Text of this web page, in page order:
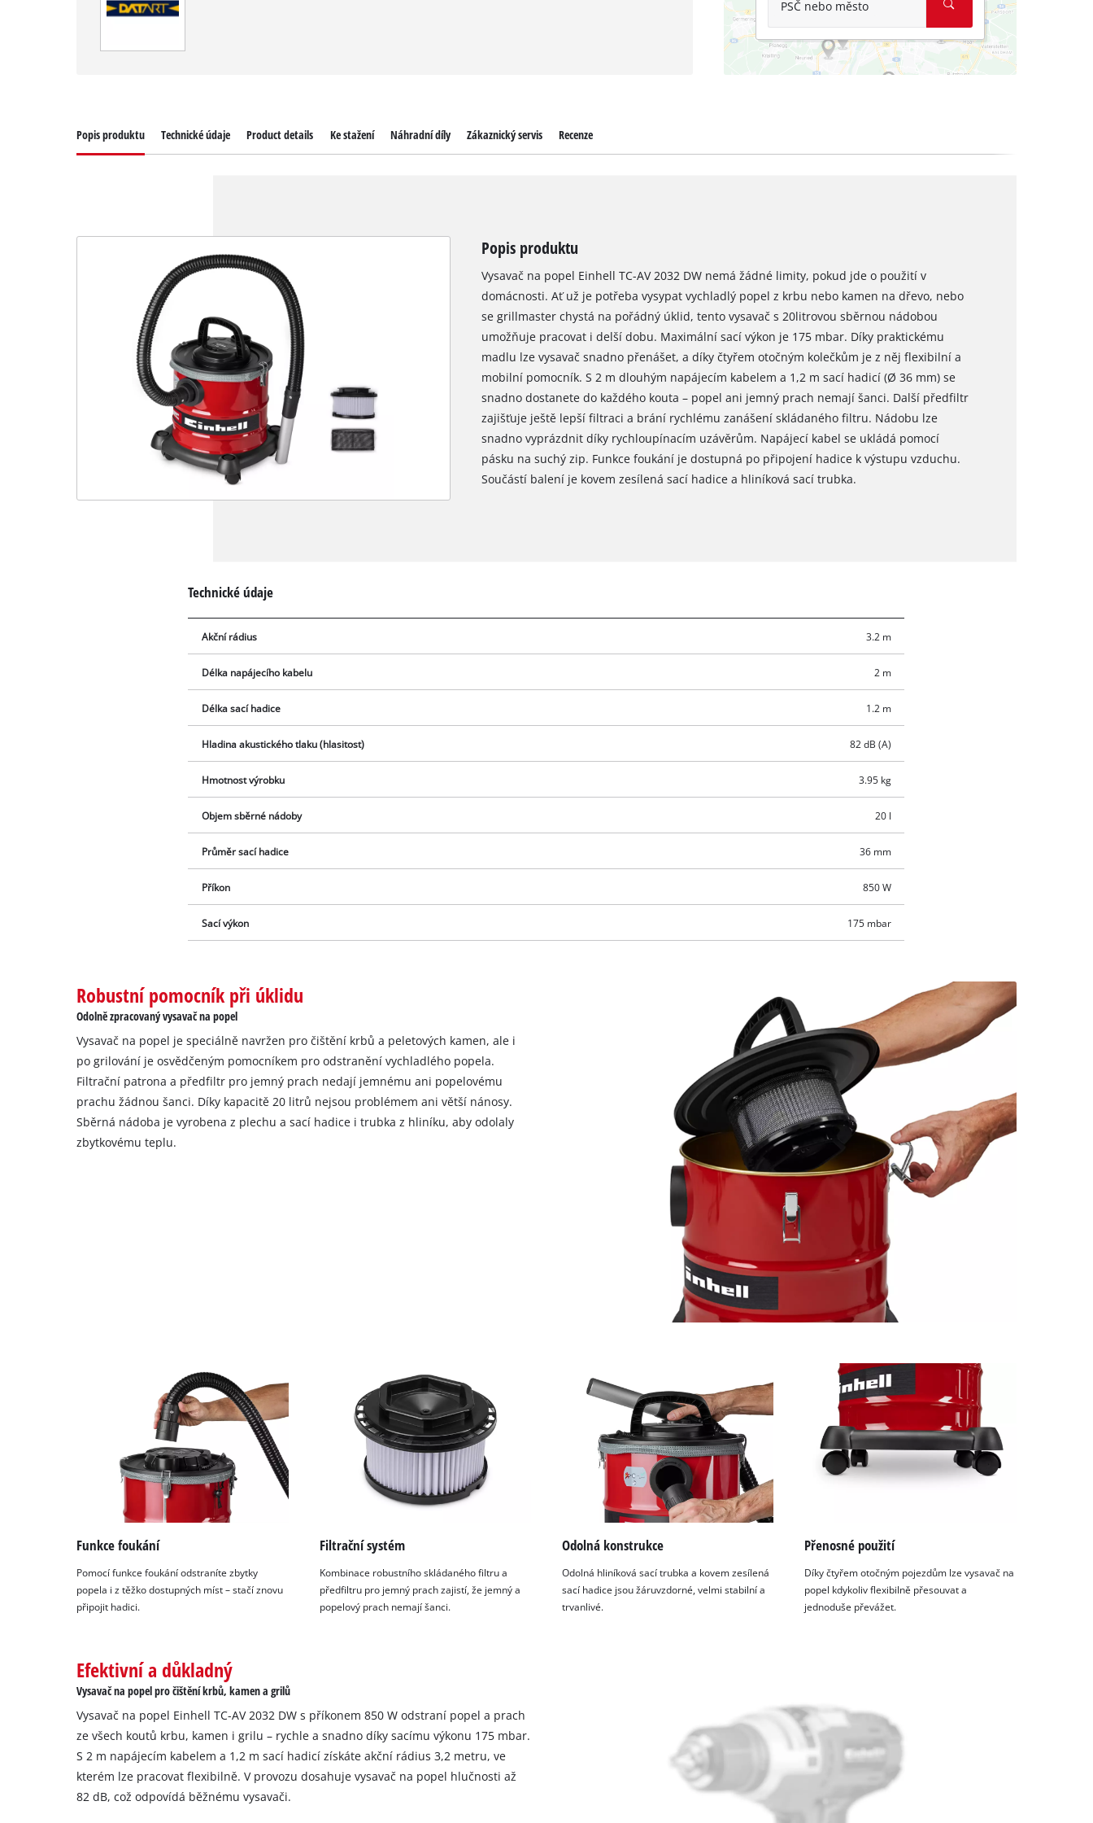
PSČ nebo město
potřebujeme váš souhlas!
This content is not permitted to load due
to trackers that are not disclosed to the
visitor. The website owner needs to setup
the site with their CMP to add this content
Popis produktu Technické údaje Product details Ke stažení Náhradní díly Zákaznický servis Recenze
Popis produktu
Vysavač na popel Einhell TC-AV 2032 DW nemá žádné limity, pokud jde o použití v
domácnosti. Ať už je potřeba vysypat vychladlý popel z krbu nebo kamen na dřevo, nebo
se grillmaster chystá na pořádný úklid, tento vysavač s 20litrovou sběrnou nádobou
umožňuje pracovat i delší dobu. Maximální sací výkon je 175 mbar. Díky praktickému
madlu lze vysavač snadno přenášet, a díky čtyřem otočným kolečkům je z něj flexibilní a
mobilní pomocník. S 2 m dlouhým napájecím kabelem a 1,2 m sací hadicí (Ø 36 mm) se
snadno dostanete do každého kouta – popel ani jemný prach nemají šanci. Další předfiltr
zajišťuje ještě lepší filtraci a brání rychlému zanášení skládaného filtru. Nádobu lze
snadno vyprázdnit díky rychloupínacím uzávěrům. Napájecí kabel se ukládá pomocí
pásku na suchý zip. Funkce foukání je dostupná po připojení hadice k výstupu vzduchu.
Součástí balení je kovem zesílená sací hadice a hliníková sací trubka.
Technické údaje
Akční rádius 3.2 m
Délka napájecího kabelu 2 m
Délka sací hadice 1.2 m
Hladina akustického tlaku (hlasitost) 82 dB (A)
Hmotnost výrobku 3.95 kg
Objem sběrné nádoby 20 l
Průměr sací hadice 36 mm
Příkon 850 W
Sací výkon 175 mbar
Robustní pomocník při úklidu
Odolně zpracovaný vysavač na popel
Vysavač na popel je speciálně navržen pro čištění krbů a peletových kamen, ale i
po grilování je osvědčeným pomocníkem pro odstranění vychladlého popela.
Filtrační patrona a předfiltr pro jemný prach nedají jemnému ani popelovému
prachu žádnou šanci. Díky kapacitě 20 litrů nejsou problémem ani větší nánosy.
Sběrná nádoba je vyrobena z plechu a sací hadice i trubka z hliníku, aby odolaly
zbytkovému teplu.
Funkce foukání
Pomocí funkce foukání odstraníte zbytky
popela i z těžko dostupných míst – stačí znovu
připojit hadici.
Filtrační systém
Kombinace robustního skládaného filtru a
předfiltru pro jemný prach zajistí, že jemný a
popelový prach nemají šanci.
Odolná konstrukce
Odolná hliníková sací trubka a kovem zesílená
sací hadice jsou žáruvzdorné, velmi stabilní a
trvanlivé.
Přenosné použití
Díky čtyřem otočným pojezdům lze vysavač na
popel kdykoliv flexibilně přesouvat a
jednoduše převážet.
Efektivní a důkladný
Vysavač na popel pro čištění krbů, kamen a grilů
Vysavač na popel Einhell TC-AV 2032 DW s příkonem 850 W odstraní popel a prach
ze všech koutů krbu, kamen i grilu – rychle a snadno díky sacímu výkonu 175 mbar.
S 2 m napájecím kabelem a 1,2 m sací hadicí získáte akční rádius 3,2 metru, ve
kterém lze pracovat flexibilně. V provozu dosahuje vysavač na popel hlučnosti až
82 dB, což odpovídá běžnému vysavači.